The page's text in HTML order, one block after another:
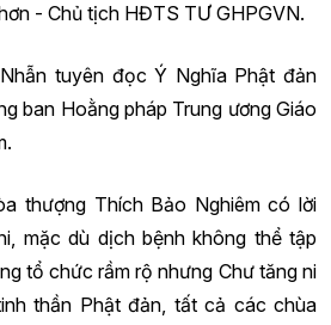
- Chủ tịch HĐTS TƯ GHPGVN.
tuyên đọc Ý Nghĩa Phật đản
ban Hoằng pháp Trung ương Giáo
thượng Thích Bảo Nghiêm có lời
mặc dù dịch bệnh không thể tập
tổ chức rầm rộ nhưng Chư tăng ni
thần Phật đản, tất cả các chùa